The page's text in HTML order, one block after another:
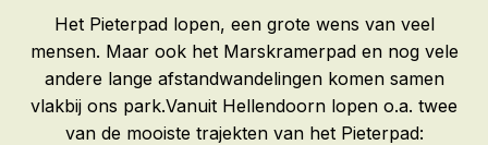
Het Pieterpad lopen, een grote wens van veel
mensen. Maar ook het Marskramerpad en nog vele
andere lange afstandwandelingen komen samen
vlakbij ons park.Vanuit Hellendoorn lopen o.a. twee
van de mooiste trajekten van het Pieterpad: